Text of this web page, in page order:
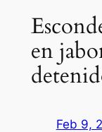
en
Feb 9,